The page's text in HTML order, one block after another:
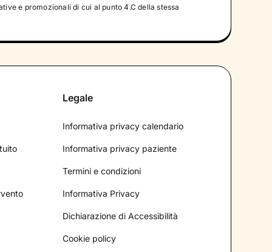
e promozionali di cui al punto 4.C della stessa
Legale
Informativa privacy calendario
Informativa privacy paziente
Termini e condizioni
Informativa Privacy
Dichiarazione di Accessibilità
Cookie policy